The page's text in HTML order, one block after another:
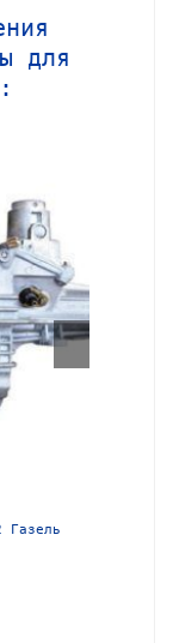
для
Газель